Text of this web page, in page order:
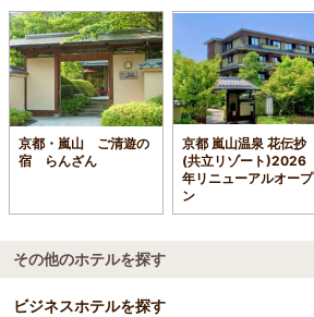
京都・嵐山 ご清遊の
宿 らんざん
京都 嵐山温泉 花伝抄
(共立リゾート)2026
年リニューアルオープ
ン
その他のホテルを探す
ビジネスホテルを探す